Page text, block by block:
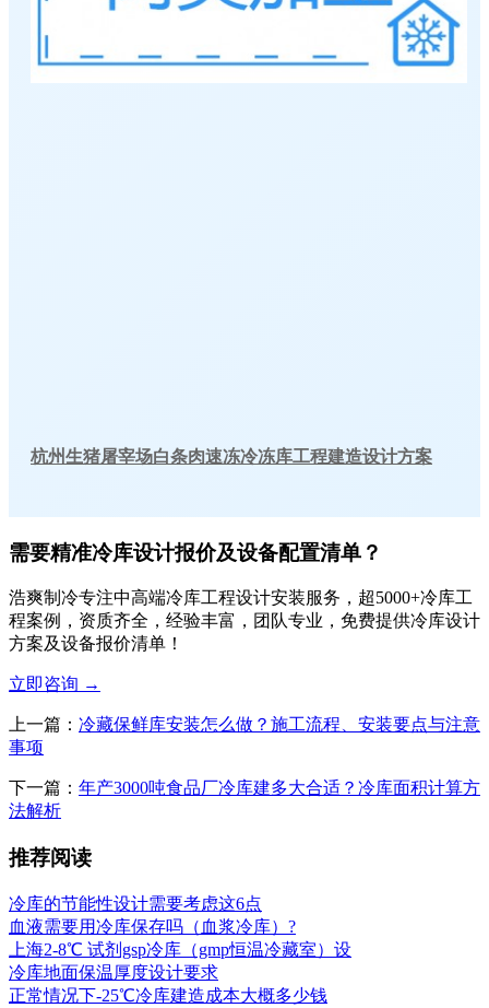
杭州生猪屠宰场白条肉速冻冷冻库工程建造设计方案
需要精准冷库设计报价及设备配置清单？
浩爽制冷专注中高端冷库工程设计安装服务，超5000+冷库工
程案例，资质齐全，经验丰富，团队专业，免费提供冷库设计
方案及设备报价清单！
立即咨询 →
上一篇： 冷藏保鲜库安装怎么做？施工流程、安装要点与注意
事项
下一篇： 年产3000吨食品厂冷库建多大合适？冷库面积计算方
法解析
推荐阅读
冷库的节能性设计需要考虑这6点
血液需要用冷库保存吗（血浆冷库）?
上海2-8℃ 试剂gsp冷库（gmp恒温冷藏室）设
冷库地面保温厚度设计要求
正常情况下-25℃冷库建造成本大概多少钱